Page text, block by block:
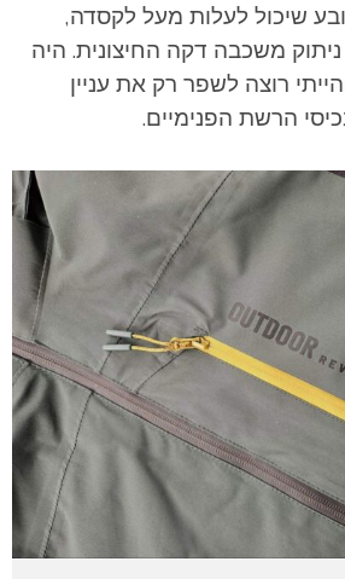
שיכול לעלות מעל לקסדה,
משכבה דקה החיצונית. היה
רוצה לשפר רק את עניין
הרשת הפנימיים.